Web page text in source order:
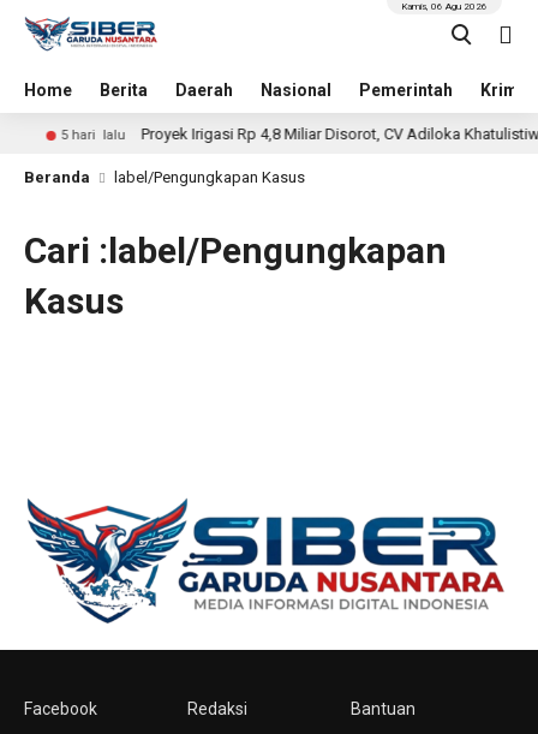
Home Berita Daerah Nasional Pemerintah
Kamis, 06 Agu 2026
5 hari lalu Proyek Irigasi Rp 4,8 Miliar Disorot, CV Adiloka
Beranda label/Pengungkapan Kasus
Cari :label/Pengungkapan
Kasus
Facebook
Redaksi
Bantuan